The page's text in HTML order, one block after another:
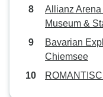
Allianz
Museum &
Bavarian
Chiemsee